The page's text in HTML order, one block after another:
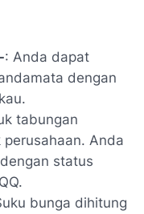
: Anda dapat
dengan
tabungan
Anda
status
bunga dihitung